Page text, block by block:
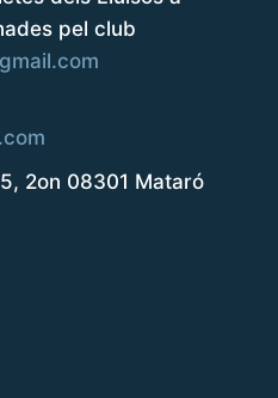
pel club
2on 08301 Mataró